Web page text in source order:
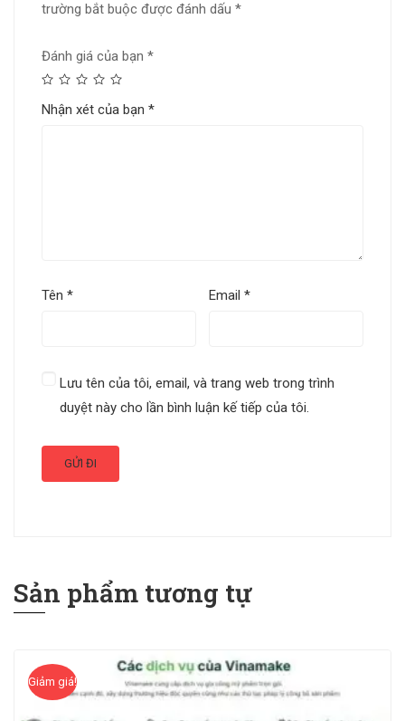
trường bắt buộc được đánh dấu *
Đánh giá của bạn *
Nhận xét của bạn *
Tên * Email*
Lưu tên của tôi, email, và trang web trong trình
duyệt này cho lần bình luận kế tiếp của tôi.
Sản phẩm tương tự
Giảm giá!